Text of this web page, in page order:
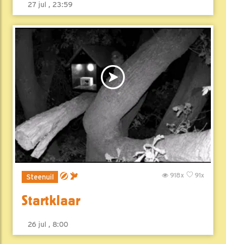
27 jul , 23:59
Steenuil 91x
918x
Startklaar
26 jul , 8:00